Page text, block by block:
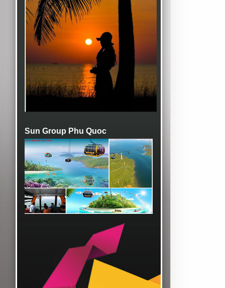
Sun Group Phu Quoc